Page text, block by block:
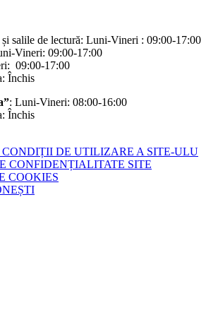
salile de lectură: Luni-Vineri : 09:00-17:00
Vineri: 09:00-17:00
09:00-17:00
Închis
: Luni-Vineri: 08:00-16:00
Închis
CONDIȚII DE UTILIZARE A SITE-ULU
CONFIDENȚIALITATE SITE
COOKIES